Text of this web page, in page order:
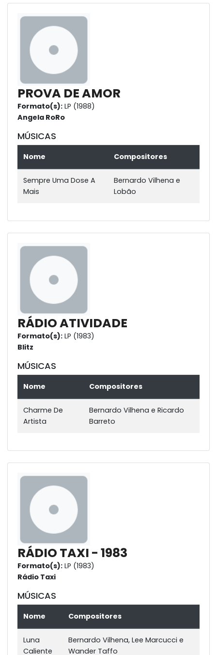
PROVA DE AMOR
Formato(s): LP (1988)
Angela RoRo
MÚSICAS
Nome Compositores
Sempre Uma Dose A
Mais
Bernardo Vilhena e
Lobão
RÁDIO ATIVIDADE
Formato(s): LP (1983)
Blitz
MÚSICAS
Nome Compositores
Charme De
Artista
Bernardo Vilhena e Ricardo
Barreto
RÁDIO TAXI - 1983
Formato(s): LP (1983)
Rádio Taxi
MÚSICAS
Nome Compositores
Luna
Caliente
Bernardo Vilhena, Lee Marcucci e
Wander Taffo